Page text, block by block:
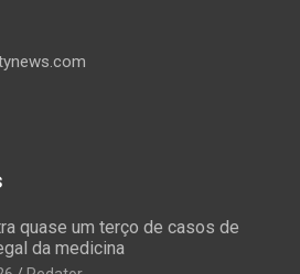
quase um terço de casos de
da medicina